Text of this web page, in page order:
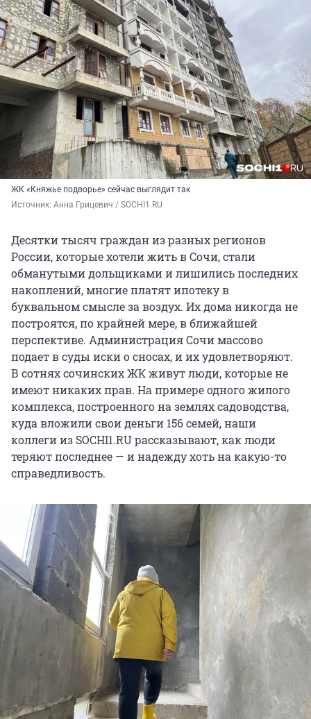
ЖК «Княжье подворье» сейчас выглядит так
Источник: Анна Грицевич / SOCHI1.RU
Десятки тысяч граждан из разных регионов
России, которые хотели жить в Сочи, стали
обманутыми дольщиками и лишились последних
накоплений, многие платят ипотеку в
буквальном смысле за воздух. Их дома никогда не
построятся, по крайней мере, в ближайшей
перспективе. Администрация Сочи массово
подает в суды иски о сносах, и их удовлетворяют.
В сотнях сочинских ЖК живут люди, которые не
имеют никаких прав. На примере одного жилого
комплекса, построенного на землях садоводства,
куда вложили свои деньги 156 семей, наши
коллеги из SOCHI1.RU рассказывают, как люди
теряют последнее — и надежду хоть на какую-то
справедливость.